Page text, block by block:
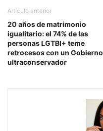
Artículo anterior
20 años de matrimonio
igualitario: el 74% de las
personas LGTBI+ teme
retrocesos con un Gobierno
ultraconservador